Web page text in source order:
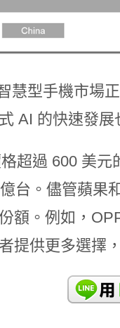
慧型手機市場
AI 的快速發
超過 600 美
台。儘管蘋果
額。例如，
提供更多選擇